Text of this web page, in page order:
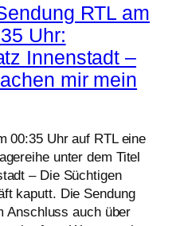
RTL am
Uhr:
Innenstadt –
mir mein
00:35 Uhr auf RTL eine
unter dem Titel
– Die Süchtigen
kaputt. Die Sendung
Anschluss auch über